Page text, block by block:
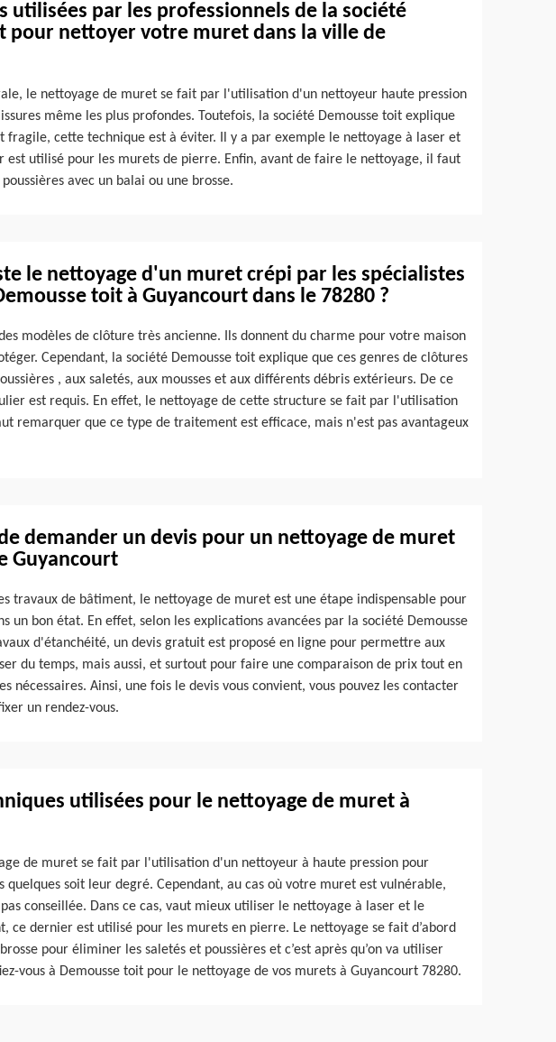
utilisées par les professionnels de la société
pour nettoyer votre muret dans la ville de
le nettoyage de muret se fait par l'utilisation d'un nettoyeur haute pression
même les plus profondes. Toutefois, la société Demousse toit explique
fragile, cette technique est à éviter. Il y a par exemple le nettoyage à laser et
est utilisé pour les murets de pierre. Enfin, avant de faire le nettoyage, il faut
avec un balai ou une brosse.
le nettoyage d'un muret crépi par les spécialistes
toit à Guyancourt dans le 78280 ?
modèles de clôture très ancienne. Ils donnent du charme pour votre maison
Cependant, la société Demousse toit explique que ces genres de clôtures
, aux saletés, aux mousses et aux différents débris extérieurs. De ce
est requis. En effet, le nettoyage de cette structure se fait par l'utilisation
remarquer que ce type de traitement est efficace, mais n'est pas avantageux
demander un devis pour un nettoyage de muret
Guyancourt
travaux de bâtiment, le nettoyage de muret est une étape indispensable pour
un bon état. En effet, selon les explications avancées par la société Demousse
d'étanchéité, un devis gratuit est proposé en ligne pour permettre aux
du temps, mais aussi, et surtout pour faire une comparaison de prix tout en
nécessaires. Ainsi, une fois le devis vous convient, vous pouvez les contacter
un rendez-vous.
utilisées pour le nettoyage de muret à
de muret se fait par l'utilisation d'un nettoyeur à haute pression pour
quelques soit leur degré. Cependant, au cas où votre muret est vulnérable,
conseillée. Dans ce cas, vaut mieux utiliser le nettoyage à laser et le
ce dernier est utilisé pour les murets en pierre. Le nettoyage se fait d’abord
pour éliminer les saletés et poussières et c’est après qu’on va utiliser
vous à Demousse toit pour le nettoyage de vos murets à Guyancourt 78280.